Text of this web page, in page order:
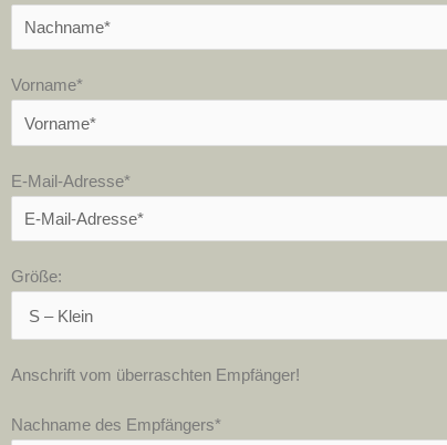
Vorname*
E-Mail-Adresse*
Größe:
Anschrift vom überraschten Empfänger!
Nachname des Empfängers*